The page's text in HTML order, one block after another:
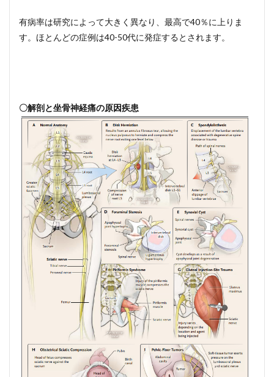
有病率は研究によって大きく異なり、最高で40％に上りま
す。ほとんどの症例は40-50代に発症するとされます。
〇解剖と坐骨神経痛の原因疾患